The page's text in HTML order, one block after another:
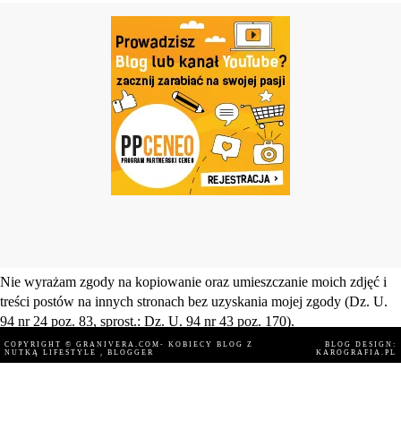
Nie wyrażam zgody na kopiowanie oraz umieszczanie moich zdjęć i
treści postów na innych stronach bez uzyskania mojej zgody (Dz. U.
94 nr 24 poz. 83, sprost.: Dz. U. 94 nr 43 poz. 170).
COPYRIGHT © GRANIVERA.COM- KOBIECY BLOG Z
NUTKĄ LIFESTYLE , BLOGGER
BLOG DESIGN:
KAROGRAFIA.PL